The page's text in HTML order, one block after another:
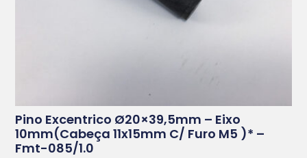
Pino Excentrico Ø20×39,5mm – Eixo
10mm(cabeça 11x15mm C/ Furo M5 )* –
Fmt-085/1.0